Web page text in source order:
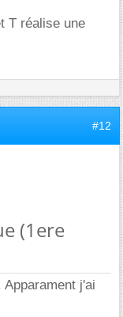
T réalise une
#12
(1ere
j'ai